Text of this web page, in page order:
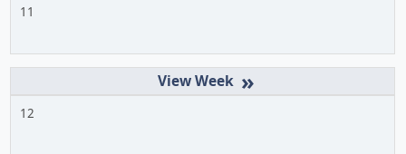
11
»
12